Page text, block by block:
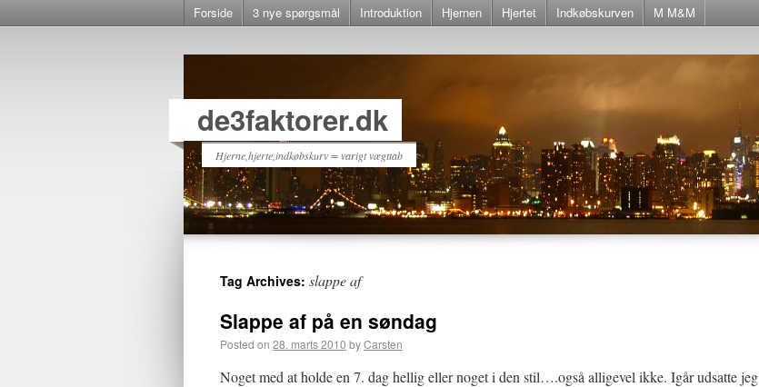
Forside 3 nye spørgsmål Introduktion Hjernen Hjertet Indkøbskurven M M&M
de3faktorer.dk
Hjerne,hjerte,indkøbskurv = varigt vægttab
Tag Archives: slappe af
Slappe af på en søndag
Posted on 28. marts 2010 byCarsten
Noget med at holde en 7. dag hellig eller noget i den stil….også alligevel ikke. Igår udsatte jeg